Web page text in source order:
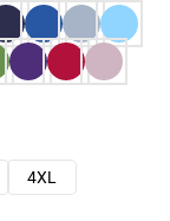
4XL